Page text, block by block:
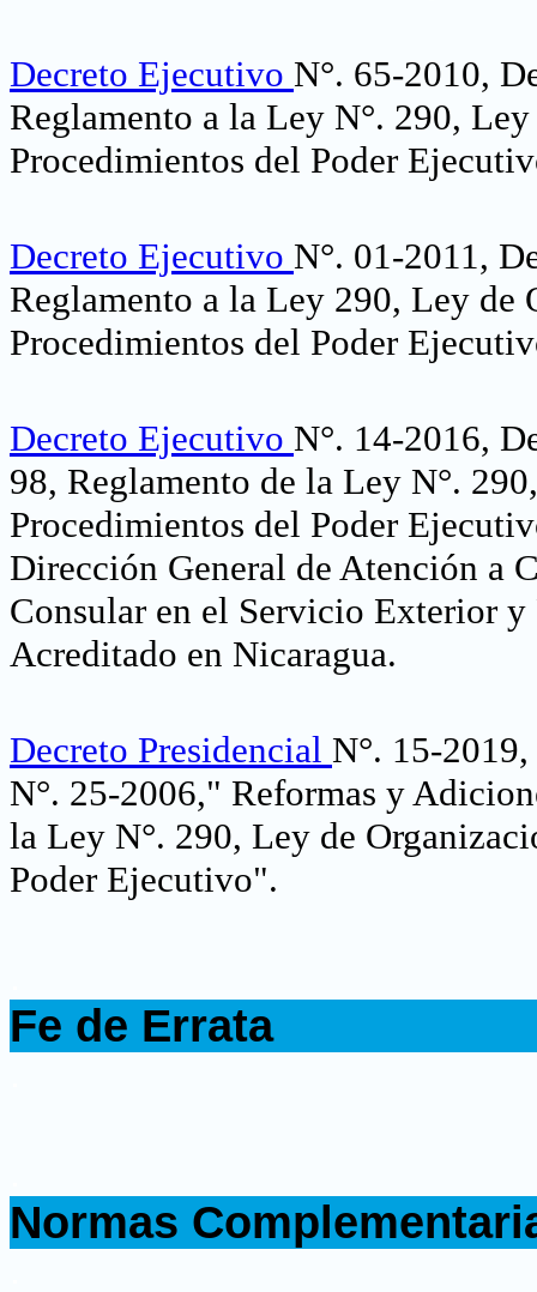
Decreto Ejecutivo N°. 65-2010,
Reglamento a la Ley N°. 290,
Procedimientos del Poder
Decreto Ejecutivo N°. 01-2011,
Reglamento a la Ley 290, Ley de
Procedimientos del Poder
Decreto Ejecutivo N°. 14-2016,
98, Reglamento de la Ley N°.
Procedimientos del Poder
Dirección General de Atención a
Consular en el Servicio Exterior
Acreditado en Nicaragua.
Decreto Presidencial N°. 15-
N°. 25-2006," Reformas y
la Ley N°. 290, Ley de
Poder Ejecutivo".
Fe de Errata
Normas